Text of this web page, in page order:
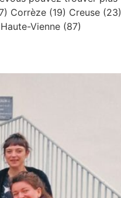
Corrèze (19) Creuse (23)
Vienne (87)